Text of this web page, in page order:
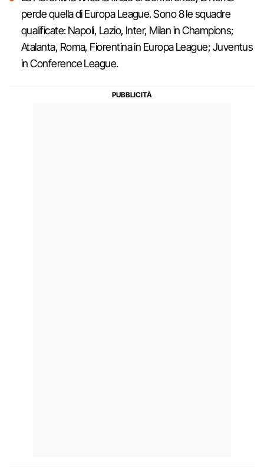
perde quella di Europa League. Sono 8 le squadre
qualificate: Napoli, Lazio, Inter, Milan in Champions;
Atalanta, Roma, Fiorentina in Europa League; Juventus
in Conference League.